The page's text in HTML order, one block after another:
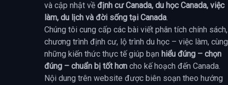
và cập nhật về định cư Canada, du học Canada, việc
làm, du lịch và đời sống tại Canada.
Chúng tôi cung cấp các bài viết phân tích chính sách,
chương trình định cư, lộ trình du học – việc làm, cùng
những kiến thức thực tế giúp bạn hiểu đúng – chọn
đúng – chuẩn bị tốt hơn cho kế hoạch đến Canada.
Nội dung trên website được biên soạn theo hướng